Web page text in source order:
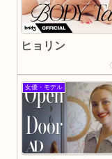
ヒョリン
女優・モデル